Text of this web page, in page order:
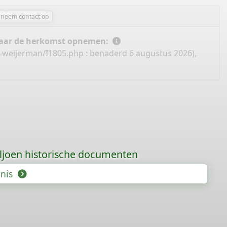
neem contact op
de herkomst opnemen:
I1805.php : benaderd 6 augustus 2026),
historische documenten